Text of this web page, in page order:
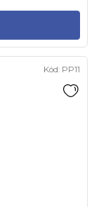
Kód: PP11